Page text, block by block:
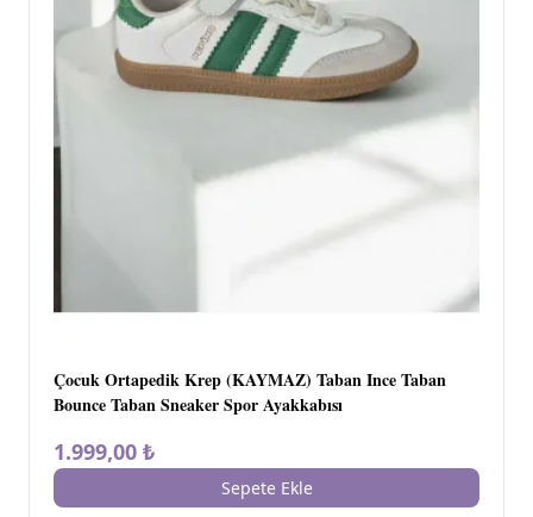
Çocuk Ortapedik Krep (KAYMAZ) Taban Ince Taban
Bounce Taban Sneaker Spor Ayakkabısı
1.999,00 ₺
Sepete Ekle